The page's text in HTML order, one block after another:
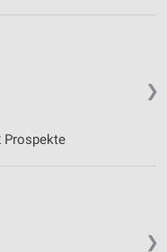
❯
Prospekte
❯